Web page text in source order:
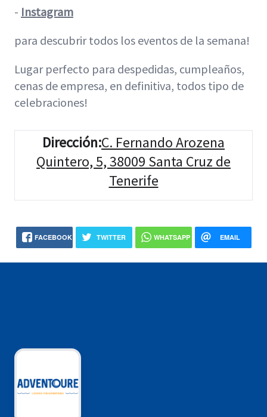
- Instagram
para descubrir todos los eventos de la semana!
Lugar perfecto para despedidas, cumpleaños,
cenas de empresa, en definitiva, todos tipo de
celebraciones!
Dirección:C. Fernando Arozena
Quintero, 5, 38009 Santa Cruz de
Tenerife
FACEBOOK TWITTER WHATSAPP EMAIL